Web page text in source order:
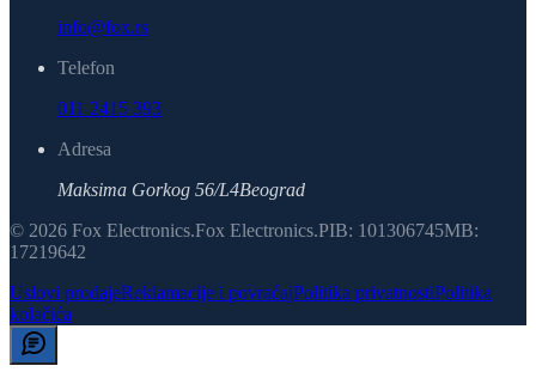
info@fox.rs
Telefon
011 2415 393
Adresa
Maksima Gorkog 56/L4Beograd
© 2026 Fox Electronics.Fox Electronics.PIB: 101306745MB:
17219642
Uslovi prodajeReklamacije i povraćajPolitika privatnostiPolitika
kolačića